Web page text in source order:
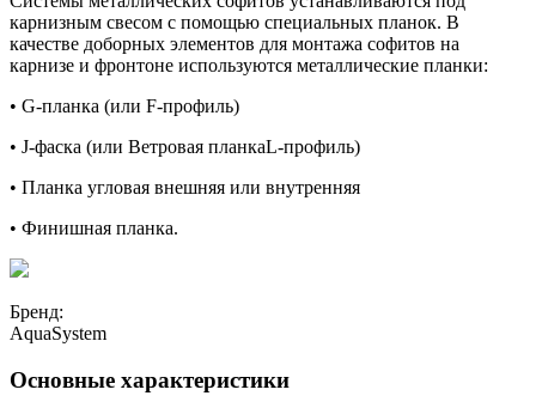
карнизным свесом с помощью специальных планок. В
качестве доборных элементов для монтажа софитов на
карнизе и фронтоне используются металлические планки:
• G-планка (или F-профиль)
• J-фаска (или Ветровая планкаL-профиль)
• Планка угловая внешняя или внутренняя
• Финишная планка.
Бренд:
AquaSystem
Основные характеристики